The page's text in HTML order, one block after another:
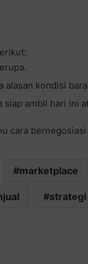
alasan kondisi
ambil hari ini
cara
marketplace
strategi